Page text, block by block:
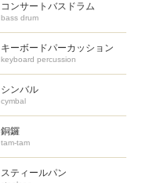
コンサートバスドラム
bass drum
キーボードパーカッション
keyboard percussion
シンバル
cymbal
銅鑼
tam-tam
スティールパン